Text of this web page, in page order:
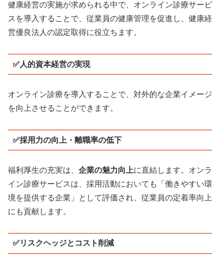
健康経営の実施が求められる中で、オンライン診療サービ
スを導入することで、従業員の健康管理を促進し、健康経
営優良法人の認定取得に役立ちます。
✅人的資本経営の実現
オンライン診療を導入することで、対外的な企業イメージ
を向上させることができます。
✅採用力の向上・離職率の低下
福利厚生の充実は、 企業の魅力向上に直結します。オンラ
イン診療サービスは、採用活動においても「働きやすい環
境を提供する企業」として評価され、従業員の定着率向上
にも貢献します。
✅リスクヘッジとコスト削減